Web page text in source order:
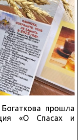
прошла
«О Спасах и